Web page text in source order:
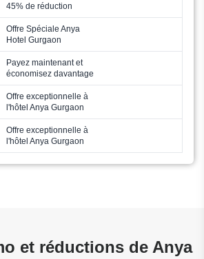
45% de réduction
Offre Spéciale Anya
Hotel Gurgaon
Payez maintenant et
économisez davantage
Offre exceptionnelle à
l'hôtel Anya Gurgaon
Offre exceptionnelle à
l'hôtel Anya Gurgaon
et réductions de Anya